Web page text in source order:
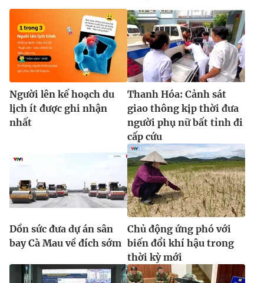
Người lên kế hoạch du
lịch ít được ghi nhận
nhất
Thanh Hóa: Cảnh sát
giao thông kịp thời đưa
người phụ nữ bất tỉnh đi
cấp cứu
Dồn sức đưa dự án sân
bay Cà Mau về đích sớm
Chủ động ứng phó với
biến đổi khí hậu trong
thời kỳ mới